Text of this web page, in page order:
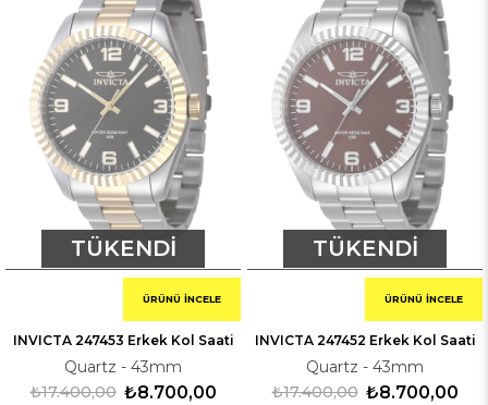
TÜKENDI
INVICTA 247453 Erkek Kol Saati
Quartz - 43mm
₺8.700,00
₺17.400,00
ÜRÜNÜ İNCELE
TÜKENDI
INVICTA 247452 Erkek Kol Saati
Quartz - 43mm
₺8.700,00
₺17.400,00
ÜRÜNÜ İNCELE